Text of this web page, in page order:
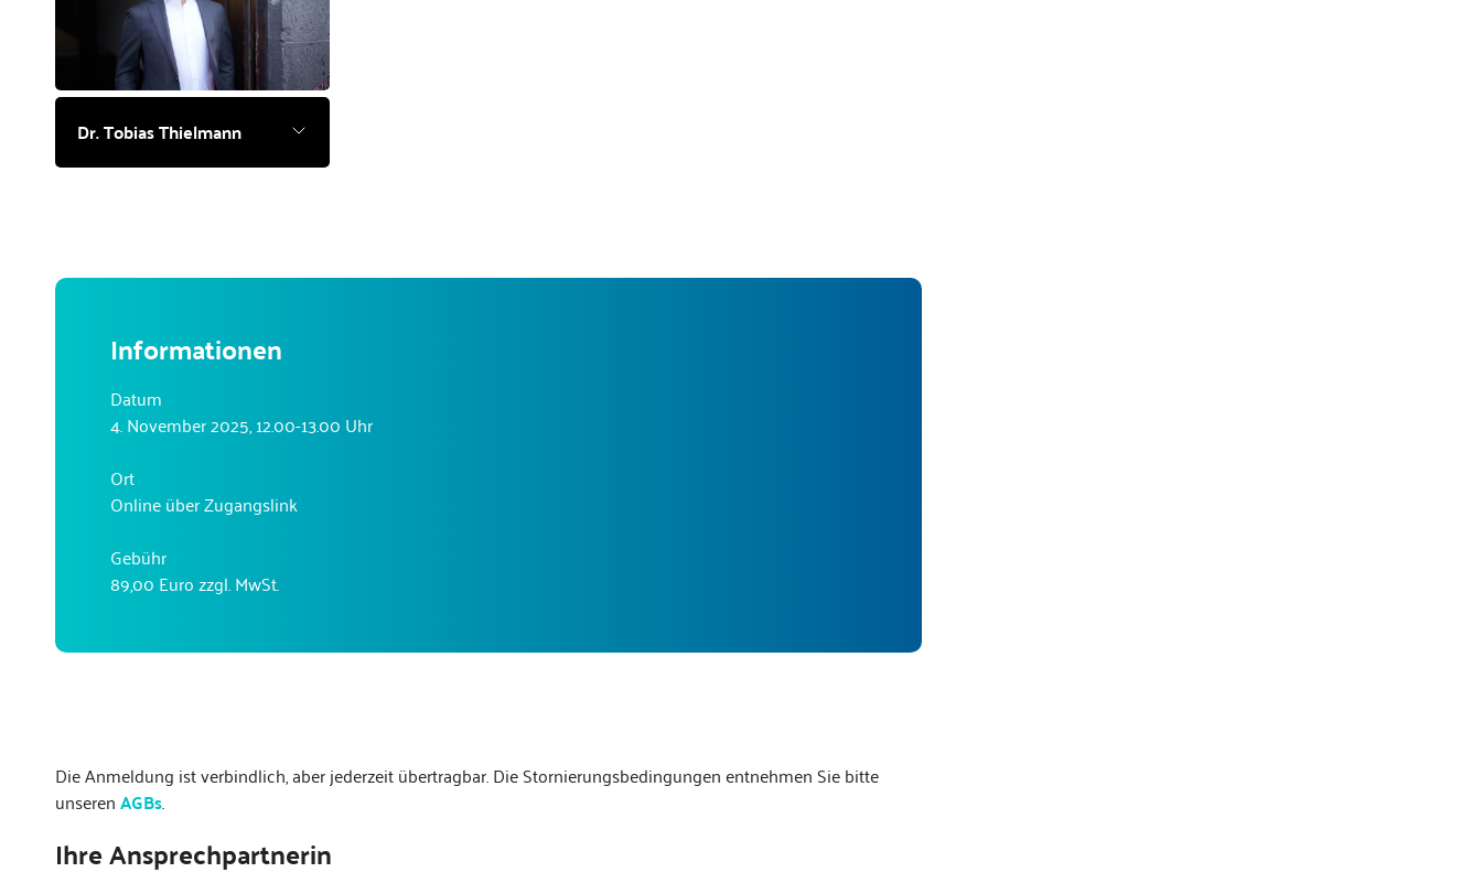
Dr. Tobias Thielmann
Informationen
Datum
4. November 2025, 12.00-13.00 Uhr
Ort
Online über Zugangslink
Gebühr
89,00 Euro zzgl. MwSt.
Die Anmeldung ist verbindlich, aber jederzeit übertragbar. Die Stornierungsbedingungen entnehmen Sie bitte
unserenAGBs.
Ihre Ansprechpartnerin